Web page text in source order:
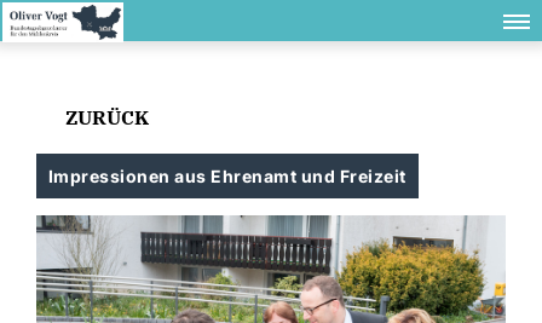
ZURÜCK
Impressionen aus Ehrenamt und Freizeit